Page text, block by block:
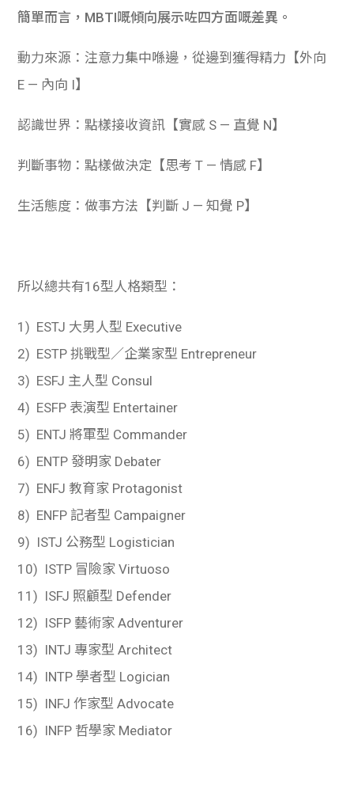
簡單而言，MBTI嘅傾向展示咗四方面嘅差異。
動力來源：注意力集中喺邊，從邊到獲得精力【外向
E — 內向 I】
認識世界：點樣接收資訊【實感 S — 直覺 N】
判斷事物：點樣做決定【思考 T — 情感 F】
生活態度：做事方法【判斷 J — 知覺 P】
所以總共有16型人格類型：
1) ESTJ 大男人型 Executive
2) ESTP 挑戰型／企業家型 Entrepreneur
3) ESFJ 主人型 Consul
4) ESFP 表演型 Entertainer
5) ENTJ 將軍型 Commander
6) ENTP 發明家 Debater
7) ENFJ 教育家 Protagonist
8) ENFP 記者型 Campaigner
9) ISTJ 公務型 Logistician
10) ISTP 冒險家 Virtuoso
11) ISFJ 照顧型 Defender
12) ISFP 藝術家 Adventurer
13) INTJ 專家型 Architect
14) INTP 學者型 Logician
15) INFJ 作家型 Advocate
16) INFP 哲學家 Mediator